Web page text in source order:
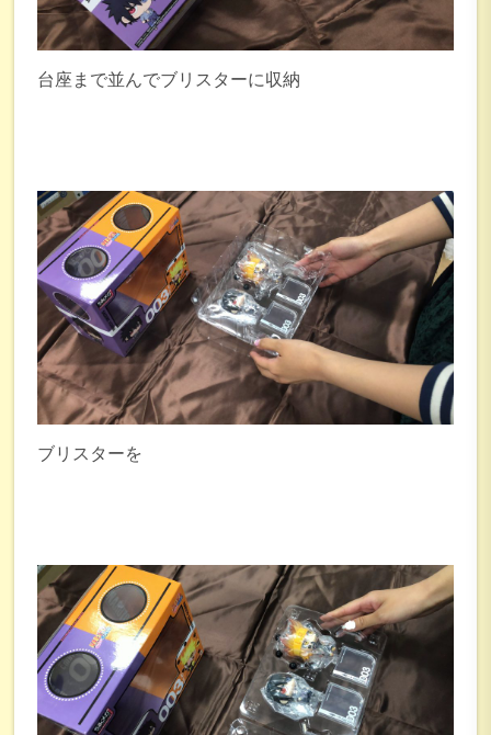
台座まで並んでブリスターに収納
ブリスターを